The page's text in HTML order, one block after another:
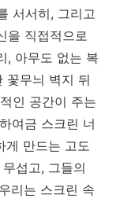
서서히, 그리고
을 직접적으로
, 아무도 없는 복
꽃무늬 벽지 뒤
인 공간이 주는
여금 스크린 너
게 만드는 고도
섭고, 그들의
리는 스크린 속